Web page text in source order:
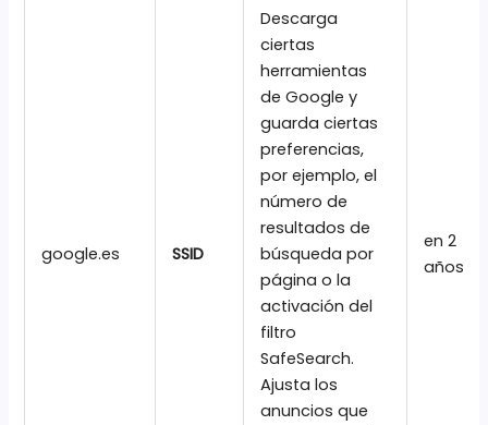
google.es SSID
Descarga
ciertas
herramientas
de Google y
guarda ciertas
preferencias,
por ejemplo, el
número de
resultados de
búsqueda por
página o la
activación del
filtro
SafeSearch.
Ajusta los
anuncios que
en 2
años